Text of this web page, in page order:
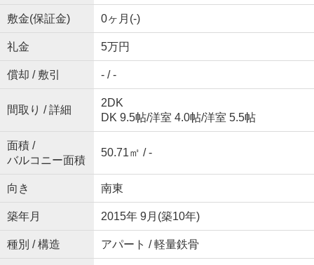
敷金(保証金) 0ヶ月(-)
礼金 5万円
償却 / 敷引 - / -
間取り / 詳細
2DK
DK 9.5帖/洋室 4.0帖/洋室 5.5帖
面積 /
バルコニー面積
50.71㎡ / -
向き 南東
築年月 2015年 9月(築10年)
種別 / 構造 アパート / 軽量鉄骨